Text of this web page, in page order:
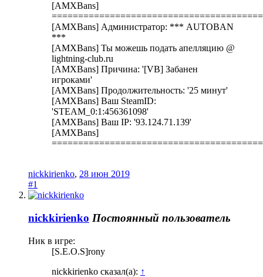
[AMXBans]
[AMXBans] Администратор: *** AUTOBAN
***
[AMXBans] Ты можешь подать апелляцию @
lightning-club.ru
[AMXBans] Причина: '[VB] Забанен
игроками'
[AMXBans] Продолжительность: '25 минут'
[AMXBans] Ваш SteamID:
'STEAM_0:1:456361098'
[AMXBans] Ваш IP: '93.124.71.139'
[AMXBans]
nickkirienko, 28 июн 2019
#1
nickkirienko Постоянный пользователь
Ник в игре:
[S.E.O.S]rony
nickkirienko сказал(а): ↑